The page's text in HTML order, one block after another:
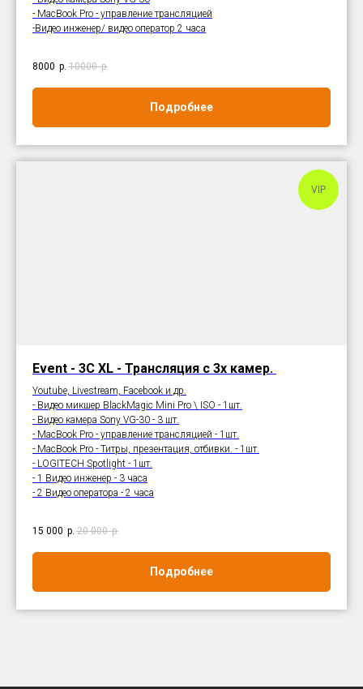
- MacBook Pro - управление трансляцией
-Видео инженер/ видео оператор 2 часа
8000 р. 10000 р.
Подробнее
VIP
Event - 3C XL - Трансляция с 3х камер.
Youtube, Livestream, Facebook и др.
- Видео микшер BlackMagic Mini Pro \ ISO - 1шт.
- Видео камера Sony VG-30 - 3 шт.
- MacBook Pro - управление трансляцией - 1шт.
- MacBook Pro - Титры, презентация, отбивки. - 1шт.
- LOGITECH Spotlight - 1шт.
- 1 Видео инженер - 3 часа
- 2 Видео оператора - 2 часа
15 000 р. 20 000 р.
Подробнее